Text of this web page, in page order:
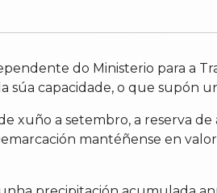
do Ministerio para a
capacidade, o que supón
xuño a setembro, a reserva
mantéñense en